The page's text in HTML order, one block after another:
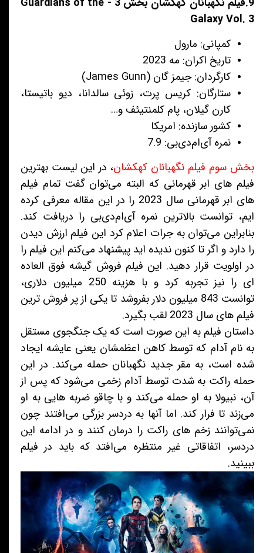
Galaxy Vol. 3
کمپانی: مارول
تاریخ اکران: مه 2023
کارگردان: جیمز گان (James Gunn)
ستارگان: کریس پرت، زوئی سالدانا، دیو باتیستا،
کارن گیلان، پام کلمنتیئف و…
کشور سازنده: امریکا
نمره آی‌ام‌دی‌بی: 7.9
بخش سوم فیلم نگهبانان کهکشان، در این لیست بهترین
فیلم های ابر قهرمانی که البته می‌توان گفت تمام فیلم
های ابر قهرمانی سال 2023 را در این مقاله معرفی کرده
ایم، توانست بالاترین نمره آی‌ام‌دی‌بی را دریافت کند.
بنابراین می‌توان به جرات اعلام کرد این فیلم ارزش دیدن
را دارد و اگر تا کنون ندیده اید پیشنهاد می‌کنم این فیلم را
در اولویت قرار دهید. این فیلم فروش گیشه فوق العاده
ای را نیز تجربه کرد و با هزینه 250 میلیون دلاری،
توانست 843 میلیون دلار بفروشد تا یکی از پر فروش ترین
فیلم های سال 2023 لقب بگیرد.
داستان فیلم به این صورت است که یک جنگجوی مستقل
به نام آدام که توسط کاهن اعظمشان یعنی عایشه ایجاد
شده است، به مقر جدید نگهبانان حمله می‌کند. در این
حمله راکت به شدت توسط آدام زخمی می‌شود که پس از
آن، نبیولا به او حمله می‌کند و با چاقو ضربه هایی به او
می‌زند تا فرار کند. اما آنها به دردسر بزرگی می‌افتند چون
نمی‌توانند زخم های راکت را درمان کنند و در ادامه این
دردسر، اتفاقاتی غیر منتظره می‌افتد که باید در فیلم
ببینید.